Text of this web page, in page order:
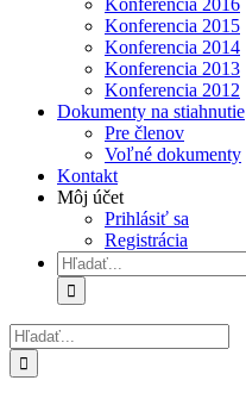
Konferencia 2015
Konferencia 2014
Konferencia 2013
Konferencia 2012
Dokumenty na stiahnutie
Pre členov
Voľné dokumenty
Kontakt
Môj účet
Prihlásiť sa
Registrácia
Hľadať:
Hľadať: